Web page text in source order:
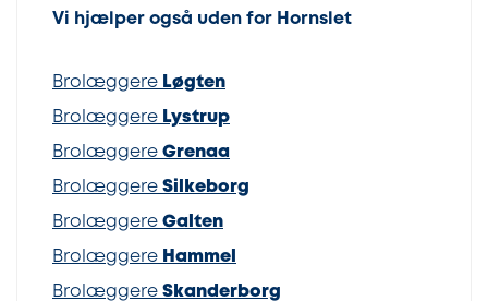
Vi hjælper også uden for Hornslet
Brolæggere Løgten
Brolæggere Lystrup
Brolæggere Grenaa
Brolæggere Silkeborg
Brolæggere Galten
Brolæggere Hammel
Brolæggere Skanderborg